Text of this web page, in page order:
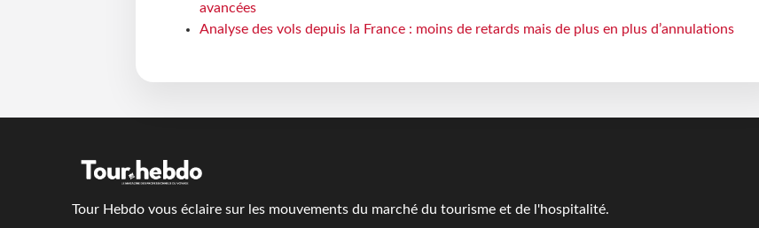
avancées
Analyse des vols depuis la France : moins de retards mais de plus en plus d’annulations
Tour Hebdo vous éclaire sur les mouvements du marché du tourisme et de l'hospitalité.